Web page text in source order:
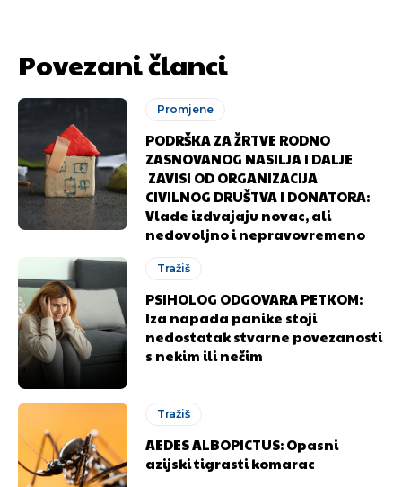
Povezani članci
Promjene
PODRŠKA ZA ŽRTVE RODNO
ZASNOVANOG NASILJA I DALJE
ZAVISI OD ORGANIZACIJA
CIVILNOG DRUŠTVA I DONATORA:
Vlade izdvajaju novac, ali
nedovoljno i nepravovremeno
Tražiš
PSIHOLOG ODGOVARA PETKOM:
Iza napada panike stoji
nedostatak stvarne povezanosti
s nekim ili nečim
Tražiš
AEDES ALBOPICTUS: Opasni
azijski tigrasti komarac